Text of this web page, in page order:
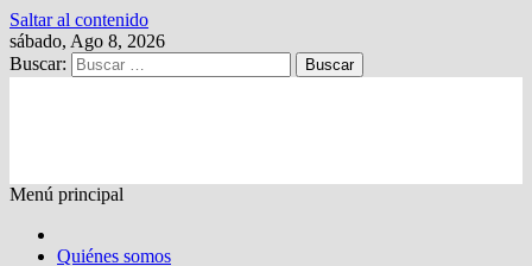
Saltar al contenido
sábado, Ago 8, 2026
Buscar:
Menú principal
Quiénes somos